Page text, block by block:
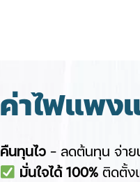
ค่าไฟแพง
คืนทุนไว – ลดต้นทุน จ่าย
มั่นใจได้ 100%ติดตั้ง